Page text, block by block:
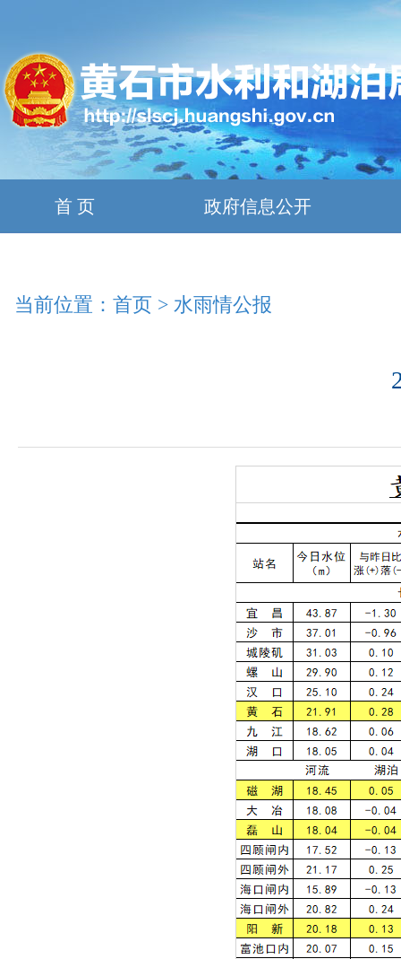
首 页 政府信息公开
当前位置： 首页 > 水雨情公报